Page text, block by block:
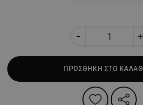
ΠΡΟΣΘΗΚΗ ΣΤΟ ΚΑΛΑΘΙ